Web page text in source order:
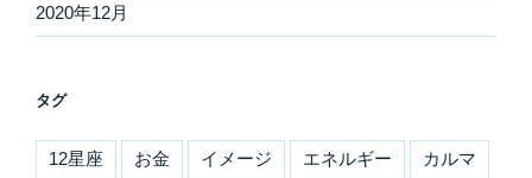
2020年12月
タグ
12星座 お金 イメージ エネルギー カルマ